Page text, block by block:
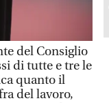
del Consiglio
di tutte e tre le
quanto il
del lavoro,